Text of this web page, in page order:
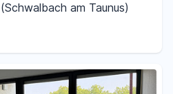
am Taunus)